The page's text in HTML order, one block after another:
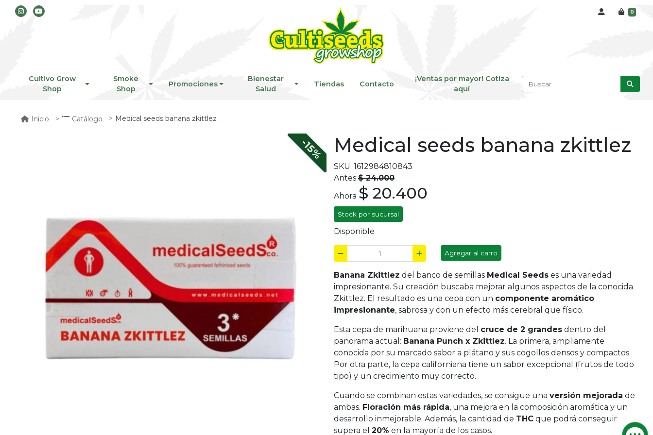
0
Cultivo Grow
Shop
Smoke
Shop
Promociones
Bienestar
Salud
Tiendas Contacto
¡Ventas por mayor! Cotiza
aquí
Inicio Catálogo Medical seeds banana zkittlez
-15% Medical seeds banana zkittlez
SKU: 1612984810843
Antes $ 24.000
Ahora $ 20.400
Stock por sucursal
Disponible
Agregar al carro
Banana Zkittlez del banco de semillas Medical Seeds es una variedad
impresionante. Su creación buscaba mejorar algunos aspectos de la conocida
Zkittlez. El resultado es una cepa con un componente aromático
impresionante, sabrosa y con un efecto más cerebral que físico.
Esta cepa de marihuana proviene del cruce de 2 grandes dentro del
panorama actual: Banana Punch x Zkittlez. La primera, ampliamente
conocida por su marcado sabor a plátano y sus cogollos densos y compactos.
Por otra parte, la cepa californiana tiene un sabor excepcional (frutos de todo
tipo) y un crecimiento muy correcto.
Cuando se combinan estas variedades, se consigue una versión mejorada de
ambas. Floración más rápida, una mejora en la composición aromática y un
desarrollo inmejorable. Además, la cantidad de THC que podrá conseguir
supera el 20% en la mayoría de los casos.